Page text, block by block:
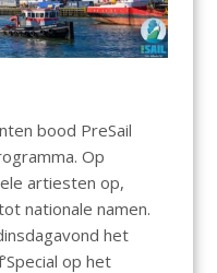
bood PreSail
Op
artiesten op,
nationale namen.
het
op het